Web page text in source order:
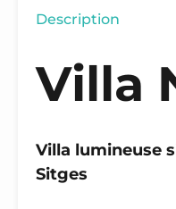
Description
Villa
Villa lumineuse
Sitges